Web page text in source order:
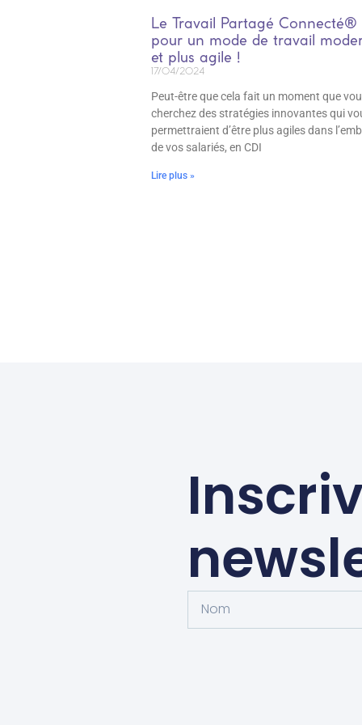
Le Travail Partagé Connecté®
pour un mode de travail
et plus agile !
17/04/2024
Peut-être que cela fait un moment que
cherchez des stratégies innovantes qui
permettraient d’être plus agiles dans
de vos salariés, en CDI
Lire plus »